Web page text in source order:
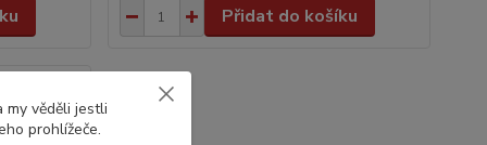
Přidat do košíku
my věděli jestli
prohlížeče.